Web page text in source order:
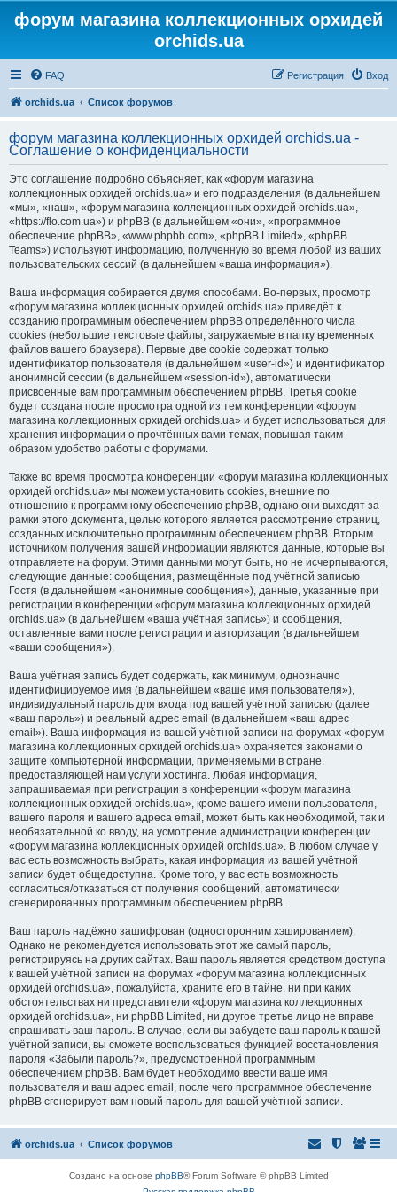
форум магазина коллекционных орхидей
orchids.ua
FAQ Вход
Регистрация
orchids.ua Список форумов
форум магазина коллекционных орхидей orchids.ua -
Соглашение о конфиденциальности
Это соглашение подробно объясняет, как «форум магазина
коллекционных орхидей orchids.ua» и его подразделения (в дальнейшем
«мы», «наш», «форум магазина коллекционных орхидей orchids.ua»,
«https://flo.com.ua») и phpBB (в дальнейшем «они», «программное
обеспечение phpBB», «www.phpbb.com», «phpBB Limited», «phpBB
Teams») используют информацию, полученную во время любой из ваших
пользовательских сессий (в дальнейшем «ваша информация»).
Ваша информация собирается двумя способами. Во-первых, просмотр
«форум магазина коллекционных орхидей orchids.ua» приведёт к
созданию программным обеспечением phpBB определённого числа
cookies (небольшие текстовые файлы, загружаемые в папку временных
файлов вашего браузера). Первые две cookie содержат только
идентификатор пользователя (в дальнейшем «user-id») и идентификатор
анонимной сессии (в дальнейшем «session-id»), автоматически
присвоенные вам программным обеспечением phpBB. Третья cookie
будет создана после просмотра одной из тем конференции «форум
магазина коллекционных орхидей orchids.ua» и будет использоваться для
хранения информации о прочтённых вами темах, повышая таким
образом удобство работы с форумами.
Также во время просмотра конференции «форум магазина коллекционных
орхидей orchids.ua» мы можем установить cookies, внешние по
отношению к программному обеспечению phpBB, однако они выходят за
рамки этого документа, целью которого является рассмотрение страниц,
созданных исключительно программным обеспечением phpBB. Вторым
источником получения вашей информации являются данные, которые вы
отправляете на форум. Этими данными могут быть, но не исчерпываются,
следующие данные: сообщения, размещённые под учётной записью
Гостя (в дальнейшем «анонимные сообщения»), данные, указанные при
регистрации в конференции «форум магазина коллекционных орхидей
orchids.ua» (в дальнейшем «ваша учётная запись») и сообщения,
оставленные вами после регистрации и авторизации (в дальнейшем
«ваши сообщения»).
Ваша учётная запись будет содержать, как минимум, однозначно
идентифицируемое имя (в дальнейшем «ваше имя пользователя»),
индивидуальный пароль для входа под вашей учётной записью (далее
«ваш пароль») и реальный адрес email (в дальнейшем «ваш адрес
email»). Ваша информация из вашей учётной записи на форумах «форум
магазина коллекционных орхидей orchids.ua» охраняется законами о
защите компьютерной информации, применяемыми в стране,
предоставляющей нам услуги хостинга. Любая информация,
запрашиваемая при регистрации в конференции «форум магазина
коллекционных орхидей orchids.ua», кроме вашего имени пользователя,
вашего пароля и вашего адреса email, может быть как необходимой, так и
необязательной ко вводу, на усмотрение администрации конференции
«форум магазина коллекционных орхидей orchids.ua». В любом случае у
вас есть возможность выбрать, какая информация из вашей учётной
записи будет общедоступна. Кроме того, у вас есть возможность
согласиться/отказаться от получения сообщений, автоматически
сгенерированных программным обеспечением phpBB.
Ваш пароль надёжно зашифрован (односторонним хэшированием).
Однако не рекомендуется использовать этот же самый пароль,
регистрируясь на других сайтах. Ваш пароль является средством доступа
к вашей учётной записи на форумах «форум магазина коллекционных
орхидей orchids.ua», пожалуйста, храните его в тайне, ни при каких
обстоятельствах ни представители «форум магазина коллекционных
орхидей orchids.ua», ни phpBB Limited, ни другое третье лицо не вправе
спрашивать ваш пароль. В случае, если вы забудете ваш пароль к вашей
учётной записи, вы сможете воспользоваться функцией восстановления
пароля «Забыли пароль?», предусмотренной программным
обеспечением phpBB. Вам будет необходимо ввести ваше имя
пользователя и ваш адрес email, после чего программное обеспечение
phpBB сгенерирует вам новый пароль для вашей учётной записи.
orchids.ua Список форумов
Создано на основе phpBB® Forum Software © phpBB Limited